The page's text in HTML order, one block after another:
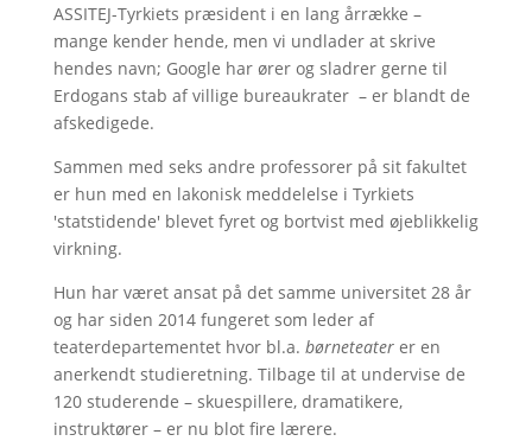
ASSITEJ-Tyrkiets præsident i en lang årrække –
mange kender hende, men vi undlader at skrive
hendes navn; Google har ører og sladrer gerne til
Erdogans stab af villige bureaukrater – er blandt de
afskedigede.
Sammen med seks andre professorer på sit fakultet
er hun med en lakonisk meddelelse i Tyrkiets
'statstidende' blevet fyret og bortvist med øjeblikkelig
virkning.
Hun har været ansat på det samme universitet 28 år
og har siden 2014 fungeret som leder af
teaterdepartementet hvor bl.a. børneteaterer en
anerkendt studieretning. Tilbage til at undervise de
120 studerende – skuespillere, dramatikere,
instruktører – er nu blot fire lærere.